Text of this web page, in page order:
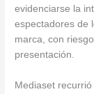
evidenciarse la
espectadores de
marca, con
presentación.
Mediaset